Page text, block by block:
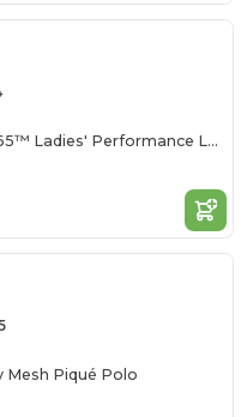
Pinnacle Core 365™ Ladies' Performance Long Sleeve Pique Polos
Mesh Piqué Polo